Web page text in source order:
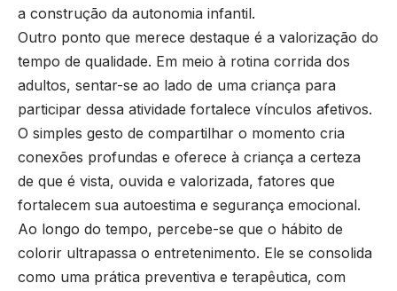
a construção da autonomia infantil.
Outro ponto que merece destaque é a valorização do
tempo de qualidade. Em meio à rotina corrida dos
adultos, sentar-se ao lado de uma criança para
participar dessa atividade fortalece vínculos afetivos.
O simples gesto de compartilhar o momento cria
conexões profundas e oferece à criança a certeza
de que é vista, ouvida e valorizada, fatores que
fortalecem sua autoestima e segurança emocional.
Ao longo do tempo, percebe-se que o hábito de
colorir ultrapassa o entretenimento. Ele se consolida
como uma prática preventiva e terapêutica, com